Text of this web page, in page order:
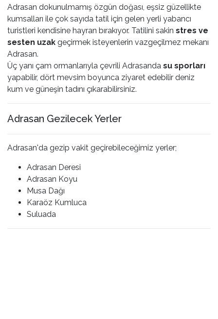
Adrasan dokunulmamış özgün doğası, eşsiz güzellikte
kumsalları ile çok sayıda tatil için gelen yerli yabancı
turistleri kendisine hayran bırakıyor. Tatilini sakin stres ve
sesten uzak geçirmek isteyenlerin vazgeçilmez mekanı
Adrasan.
Üç yanı çam ormanlarıyla çevrili Adrasanda su sporları
yapabilir, dört mevsim boyunca ziyaret edebilir deniz
kum ve güneşin tadını çıkarabilirsiniz.
Adrasan Gezilecek Yerler
Adrasan'da gezip vakit geçirebileceğimiz yerler;
Adrasan Deresi
Adrasan Koyu
Musa Dağı
Karaöz Kumluca
Suluada